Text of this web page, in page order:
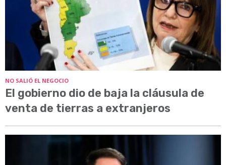
NO SALIÓ EL NEGOCIO
El gobierno dio de baja la cláusula de
venta de tierras a extranjeros